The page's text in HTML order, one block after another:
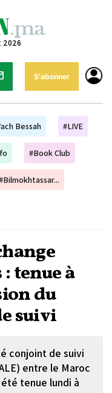
2026
S'abonner
Bessah #LIVE
#Book Club
tenue à
du
suivi
conjoint de suivi
entre le Maroc
tenue lundi à